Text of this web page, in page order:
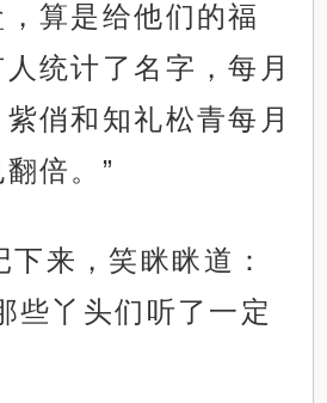
算是给他们的福
统计了名字，每月
俏和知礼松青每月
倍。”
来，笑眯眯道：
些丫头们听了一定